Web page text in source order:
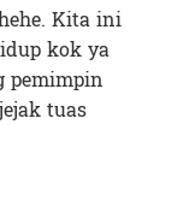
Kita ini
kok ya
pemimpin
tuas